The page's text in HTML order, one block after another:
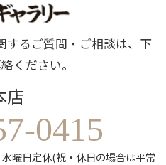
するご質問・ご相談は、下
ください。
店
0415
曜日定休(祝・休日の場合は平常